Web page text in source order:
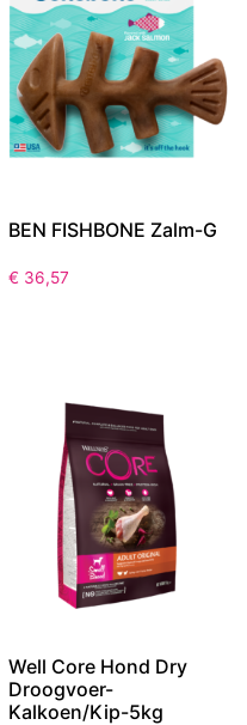
BEN FISHBONE Zalm-G
€ 36,57
Well Core Hond Dry
Droogvoer-
Kalkoen/Kip-5kg